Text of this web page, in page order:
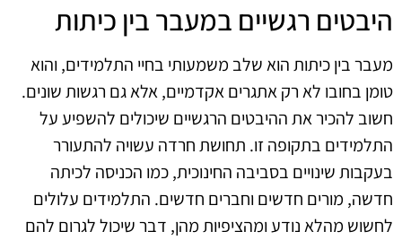
היבטים רגשיים במעבר בין כיתות
מעבר בין כיתות הוא שלב משמעותי בחיי התלמידים, והוא
טומן בחובו לא רק אתגרים אקדמיים, אלא גם רגשות שונים.
חשוב להכיר את ההיבטים הרגשיים שיכולים להשפיע על
התלמידים בתקופה זו. תחושת חרדה עשויה להתעורר
בעקבות שינויים בסביבה החינוכית, כמו הכניסה לכיתה
חדשה, מורים חדשים וחברים חדשים. התלמידים עלולים
לחשוש מהלא נודע ומהציפיות מהן, דבר שיכול לגרום להם